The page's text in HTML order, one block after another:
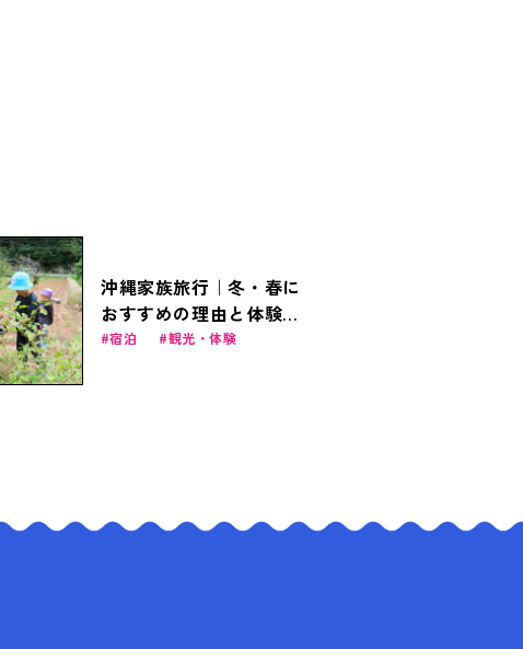
沖縄家族旅行｜冬・春に
おすすめの理由と体験プ
ラン＆お得なファミリー
宿泊 観光・体験